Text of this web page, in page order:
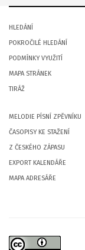
HLEDÁNÍ
POKROČILÉ HLEDÁNÍ
PODMÍNKY VYUŽITÍ
MAPA STRÁNEK
TIRÁŽ
MELODIE PÍSNÍ ZPĚVNÍKU
ČASOPISY KE STAŽENÍ
Z ČESKÉHO ZÁPASU
EXPORT KALENDÁŘE
MAPA ADRESÁŘE